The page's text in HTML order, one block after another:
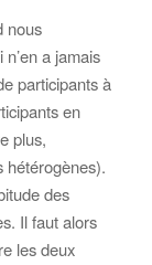
nous
a jamais
participants à
en
plus,
hétérogènes).
des
Il faut alors
les deux